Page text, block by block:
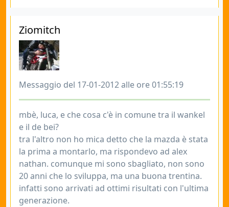
Ziomitch
Messaggio del 17-01-2012 alle ore 01:55:19
mbè, luca, e che cosa c'è in comune tra il wankel
e il de bei?
tra l'altro non ho mica detto che la mazda è stata
la prima a montarlo, ma rispondevo ad alex
nathan. comunque mi sono sbagliato, non sono
20 anni che lo sviluppa, ma una buona trentina.
infatti sono arrivati ad ottimi risultati con l'ultima
generazione.